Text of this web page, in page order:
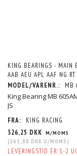
KING BEARINGS -
AAB AEU APL AAF NG RT
MODEL/VARENR.:
MB
King Bearing MB
JS
FRA:
KING RACING
326,25 DKK M/MOMS
(261,00 DKK U/MOMS )
LEVERINGSTID ER 1-2